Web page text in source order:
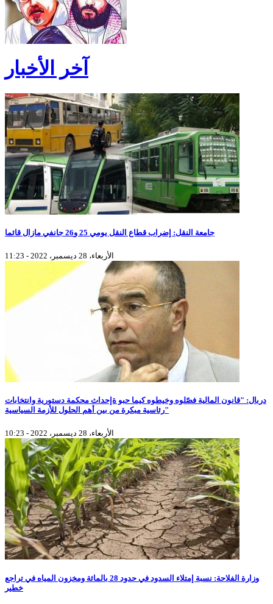
آخر الأخبار
جامعة النقل: إضراب قطاع النقل يومي 25 و26 جانفي مازال قائما
الأربعاء، 28 ديسمبر، 2022 - 11:23
دربال: "قانون المالية فصّلوه وخيطوه كيما حبو ةإحداث محكمة دستورية وانتخابات
رئاسية مبكرة من بين أهم الحلول للأزمة السياسية"
الأربعاء، 28 ديسمبر، 2022 - 10:23
وزارة الفلاحة: نسبة إمتلاء السدود في حدود 28 بالمائة ومخزون المياه في تراجع
خطير